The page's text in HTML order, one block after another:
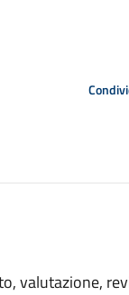
valutazione,